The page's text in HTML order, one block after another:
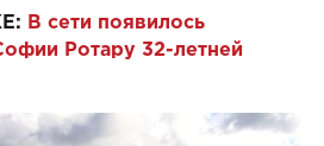
В сети появилось
Ротару 32-летней